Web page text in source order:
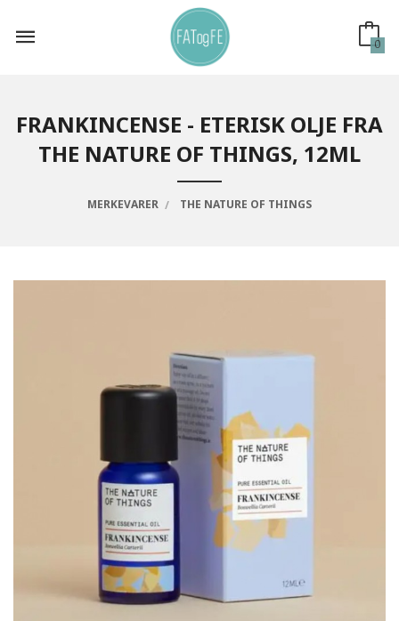
innholdet
0
FRANKINCENSE - ETERISK OLJE FRA
THE NATURE OF THINGS, 12ML
MERKEVARER THE NATURE OF THINGS